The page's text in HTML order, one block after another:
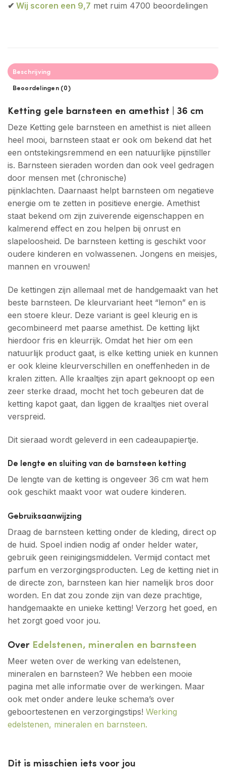
✔ Wij scoren een 9,7 met ruim 4700 beoordelingen
Beschrijving
Beoordelingen (0)
Ketting gele barnsteen en amethist | 36 cm
Deze Ketting gele barnsteen en amethist is niet alleen
heel mooi, barnsteen staat er ook om bekend dat het
een ontstekingsremmend en een natuurlijke pijnstiller
is. Barnsteen sieraden worden dan ook veel gedragen
door mensen met (chronische)
pijnklachten. Daarnaast helpt barnsteen om negatieve
energie om te zetten in positieve energie. Amethist
staat bekend om zijn zuiverende eigenschappen en
kalmerend effect en zou helpen bij onrust en
slapeloosheid. De barnsteen ketting is geschikt voor
oudere kinderen en volwassenen. Jongens en meisjes,
mannen en vrouwen!
De kettingen zijn allemaal met de handgemaakt van het
beste barnsteen. De kleurvariant heet “lemon” en is
een stoere kleur. Deze variant is geel kleurig en is
gecombineerd met paarse amethist. De ketting lijkt
hierdoor fris en kleurrijk. Omdat het hier om een
natuurlijk product gaat, is elke ketting uniek en kunnen
er ook kleine kleurverschillen en oneffenheden in de
kralen zitten. Alle kraaltjes zijn apart geknoopt op een
zeer sterke draad, mocht het toch gebeuren dat de
ketting kapot gaat, dan liggen de kraaltjes niet overal
verspreid.
Dit sieraad wordt geleverd in een cadeaupapiertje.
De lengte en sluiting van de barnsteen ketting
De lengte van de ketting is ongeveer 36 cm wat hem
ook geschikt maakt voor wat oudere kinderen.
Gebruiksaanwijzing
Draag de barnsteen ketting onder de kleding, direct op
de huid. Spoel indien nodig af onder helder water,
gebruik geen reinigingsmiddelen. Vermijd contact met
parfum en verzorgingsproducten. Leg de ketting niet in
de directe zon, barnsteen kan hier namelijk bros door
worden. En dat zou zonde zijn van deze prachtige,
handgemaakte en unieke ketting! Verzorg het goed, en
het zorgt goed voor jou.
Over Edelstenen, mineralen en barnsteen
Meer weten over de werking van edelstenen,
mineralen en barnsteen? We hebben een mooie
pagina met alle informatie over de werkingen. Maar
ook met onder andere leuke schema’s over
geboortestenen en verzorgingstips! Werking
edelstenen, mineralen en barnsteen.
Dit is misschien iets voor jou